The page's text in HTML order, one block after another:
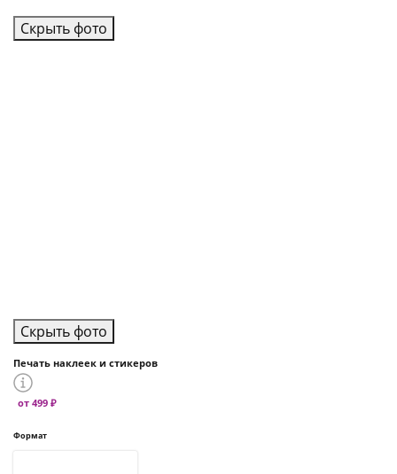
Скрыть фото
Скрыть фото
Печать наклеек и стикеров
от 499 ₽
Формат